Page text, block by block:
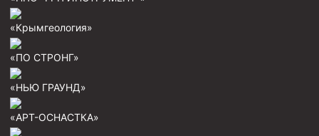
Печати свинцовые
Калибраторы расширители
«Крымгеология»
«ПО СТРОНГ»
«НЬЮ ГРАУНД»
«АРТ-ОСНАСТКА»